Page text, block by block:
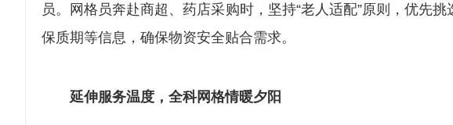
员。网格员奔赴商超、药店采购时，坚持“老人适配”原则，优先
保质期等信息，确保物资安全贴合需求。
延伸服务温度，全科网格情暖夕阳